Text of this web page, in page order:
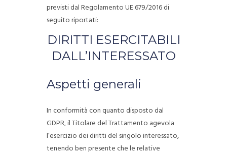
previsti dal Regolamento UE 679/2016 di
seguito riportati:
DIRITTI ESERCITABILI
DALL’INTERESSATO
Aspetti generali
In conformità con quanto disposto dal
GDPR, il Titolare del Trattamento agevola
l’esercizio dei diritti del singolo interessato,
tenendo ben presente che le relative